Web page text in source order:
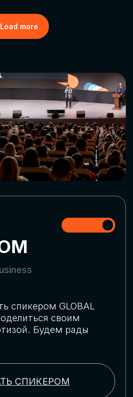
Load more